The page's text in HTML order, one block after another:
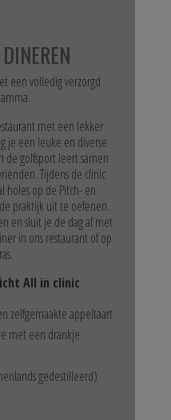
een volledig verzorgd
met een lekker
je een leuke en diverse
de golfsport leert samen
Tijdens de clinic
holes op de Pitch- en
praktijk uit te oefenen.
en sluit je de dag af met
in ons restaurant of op
All in clinic
zelfgemaakte appeltaart
met een drankje
gedestilleerd)